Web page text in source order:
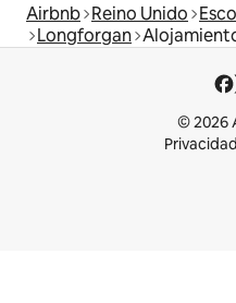
Airbnb Reino Unido
Longforgan
© 2026
Privacidad